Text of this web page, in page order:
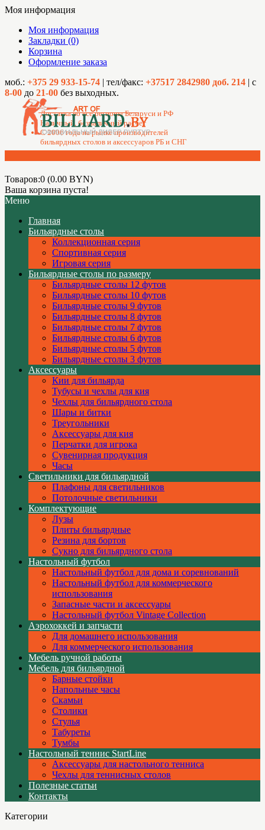
Моя информация
Моя информация
Закладки (0)
Корзина
Оформление заказа
моб.: +375 29 933-15-74 | тел/факс: +37517 2842980 доб. 214 | с
8-00 до 21-00 без выходных.
Доставка во все регионы Беларуси и РФ
Наличный, безналичный расчет
C 2006 года на рынке производителей
бильярдных столов и аксессуаров РБ и СНГ
Товаров:0 (0.00 BYN)
Ваша корзина пуста!
Меню
Главная
Бильярдные столы
Коллекционная серия
Спортивная серия
Игровая серия
Бильярдные столы по размеру
Бильярдные столы 12 футов
Бильярдные столы 10 футов
Бильярдные столы 9 футов
Бильярдные столы 8 футов
Бильярдные столы 7 футов
Бильярдные столы 6 футов
Бильярдные столы 5 футов
Бильярдные столы 3 футов
Аксессуары
Кии для бильярда
Тубусы и чехлы для кия
Чехлы для бильярдного стола
Шары и битки
Треугольники
Аксессуары для кия
Перчатки для игрока
Сувенирная продукция
Часы
Светильники для бильярдной
Плафоны для светильников
Потолочные светильники
Комплектующие
Лузы
Плиты бильярдные
Резина для бортов
Сукно для бильярдного стола
Настольный футбол
Настольный футбол для дома и соревнований
Настольный футбол для коммерческого
использования
Запасные части и аксессуары
Настольный футбол Vintage Collection
Аэрохоккей и запчасти
Для домашнего использования
Для коммерческого использования
Мебель ручной работы
Мебель для бильярдной
Барные стойки
Напольные часы
Скамьи
Столики
Стулья
Табуреты
Тумбы
Настольный теннис StartLine
Аксессуары для настольного тенниса
Чехлы для теннисных столов
Полезные статьи
Контакты
Категории